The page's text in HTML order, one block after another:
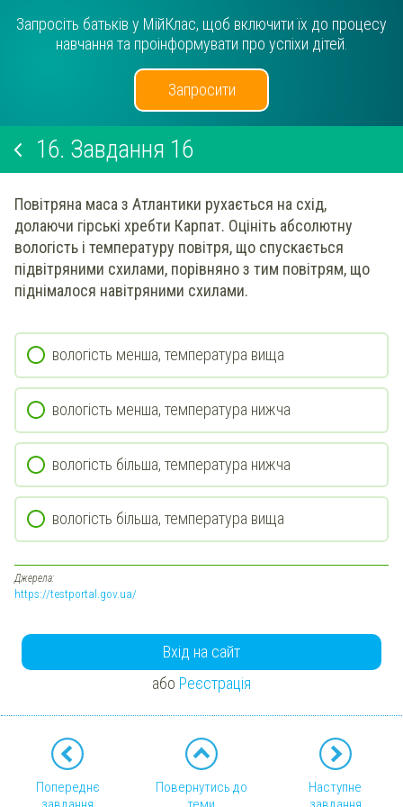
Запросіть батьків у МійКлас, щоб включити їх до процесу
навчання та проінформувати про успіхи дітей.
Запросити
16. Завдання 16
Повітряна маса з Атлантики рухається на схід,
долаючи гірські хребти Карпат. Оцініть абсолютну
вологість і температуру повітря, що спускається
підвітряними схилами, порівняно з тим повітрям, що
піднімалося навітряними схилами.
вологість менша, температура вища
вологість менша, температура нижча
вологість більша, температура нижча
вологість більша, температура вища
Джерела:
https://testportal.gov.ua/
Вхід на сайт
або Реєстрація
Попереднє
Повернутись до
Наступне